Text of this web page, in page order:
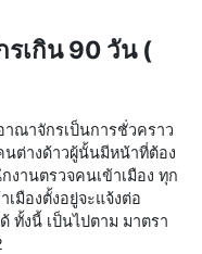
เกิน 90 วัน (
ณาจักรเป็นการชั่วคราว
ต่างด้าวผู้นั้นมีหน้าที่ต้อง
งานตรวจคนเข้าเมือง ทุก
มืองตั้งอยู่จะแจ้งต่อ
ทั้งนี้ เป็นไปตาม มาตรา